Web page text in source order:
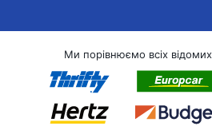
Ми порівнюємо всіх